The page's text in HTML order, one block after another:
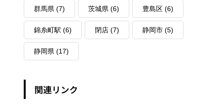
群馬県 (7) 茨城県 (6) 豊島区 (6)
錦糸町駅 (6) 閉店 (7) 静岡市 (5)
静岡県 (17)
関連リンク